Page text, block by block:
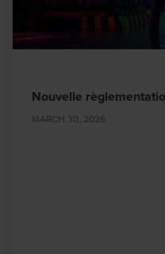
Nouvelle
MARCH 30, 2026